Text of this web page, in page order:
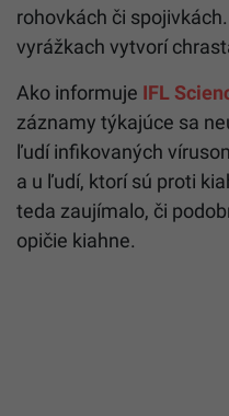
rohovkách či
vyrážkach vytvorí
Ako informuje IFL
záznamy týkajúce sa
ľudí infikovaných
a u ľudí, ktorí sú proti
teda zaujímalo, či
opičie kiahne.